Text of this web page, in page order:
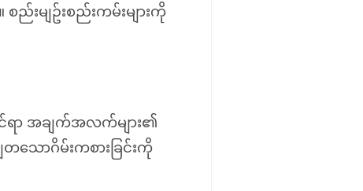
းမျဥ်းစည်းကမ်းများကို
ရာ အချက်အလက်များ၏
သောဂိမ်းကစားခြင်းကို